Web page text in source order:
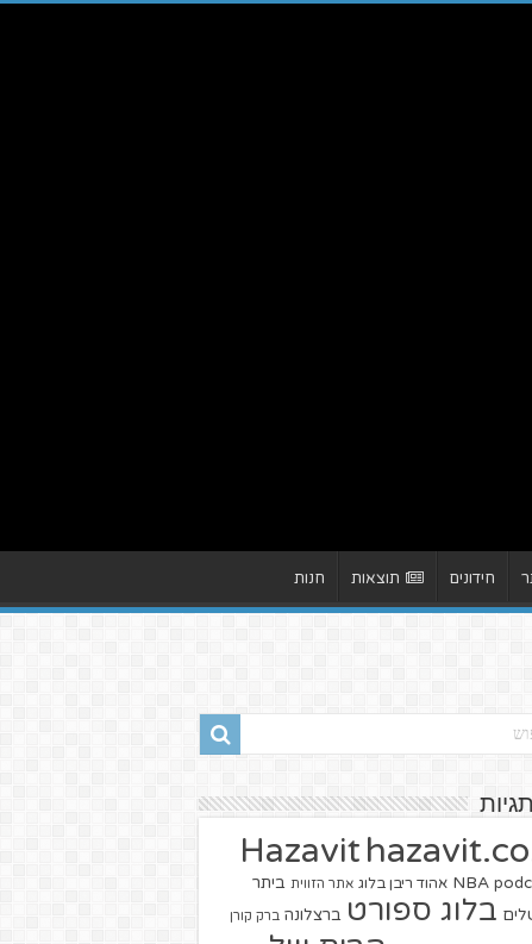
חידונים תוצאות חנות
Hazavit
NBA אהוד ריבן בלוג אתר הזווית ביתר
בלוג ספורט ברצלונה ברק קורן